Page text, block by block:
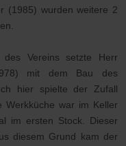
(1985) wurden weitere 2
Vereins setzte Herr
mit dem Bau des
hier spielte der Zufall
Werkküche war im Keller
im ersten Stock. Dieser
diesem Grund kam der